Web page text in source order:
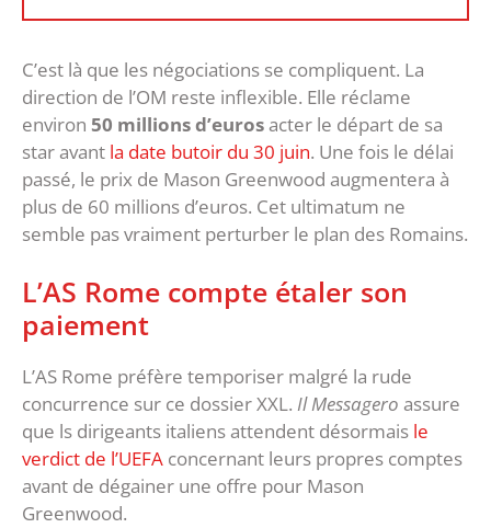
C’est là que les négociations se compliquent. La
direction de l’OM reste inflexible. Elle réclame
environ 50 millions d’eurosacter le départ de sa
star avant la date butoir du 30 juin. Une fois le délai
passé, le prix de Mason Greenwood augmentera à
plus de 60 millions d’euros. Cet ultimatum ne
semble pas vraiment perturber le plan des Romains.
L’AS Rome compte étaler son
paiement
L’AS Rome préfère temporiser malgré la rude
concurrence sur ce dossier XXL. Il Messagero assure
que ls dirigeants italiens attendent désormais le
verdict de l’UEFA concernant leurs propres comptes
avant de dégainer une offre pour Mason
Greenwood.